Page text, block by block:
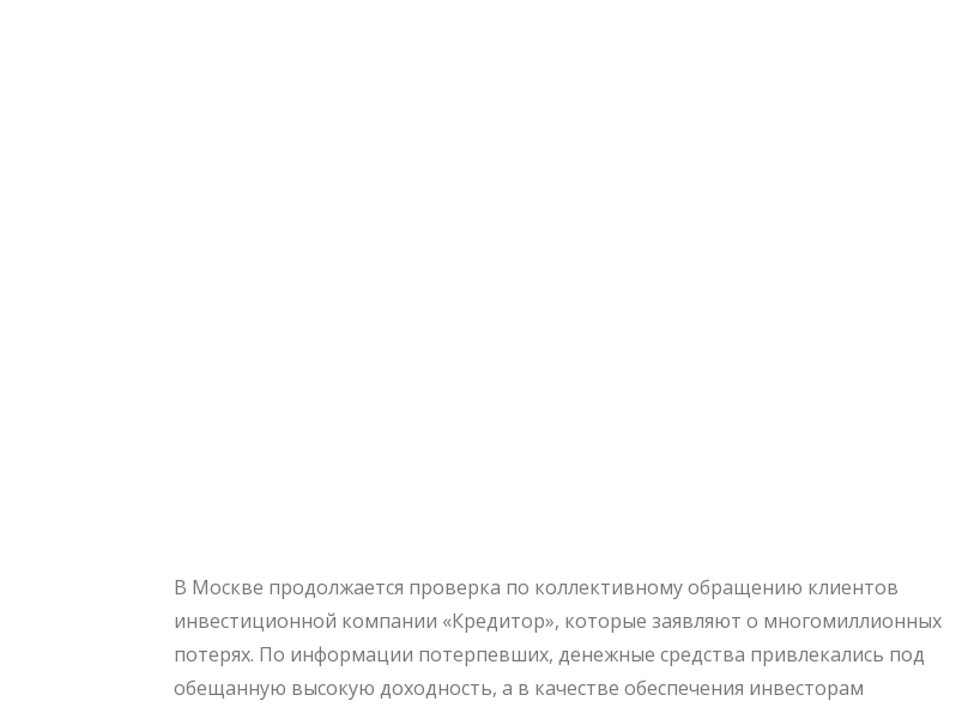
В Москве продолжается проверка по коллективному обращению клиентов
инвестиционной компании «Кредитор», которые заявляют о многомиллионных
потерях. По информации потерпевших, денежные средства привлекались под
обещанную высокую доходность, а в качестве обеспечения инвесторам